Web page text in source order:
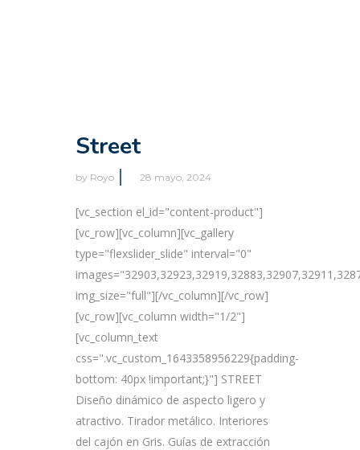
Street
by Royo 28 mayo, 2024
[vc_section el_id="content-product"]
[vc_row][vc_column][vc_gallery
type="flexslider_slide" interval="0"
img_size="full"][/vc_column][/vc_row]
[vc_row][vc_column width="1/2"]
[vc_column_text
css=".vc_custom_1643358956229{padding-
bottom: 40px !important;}"] STREET
Diseño dinámico de aspecto ligero y
atractivo. Tirador metálico. Interiores
del cajón en Gris. Guías de extracción